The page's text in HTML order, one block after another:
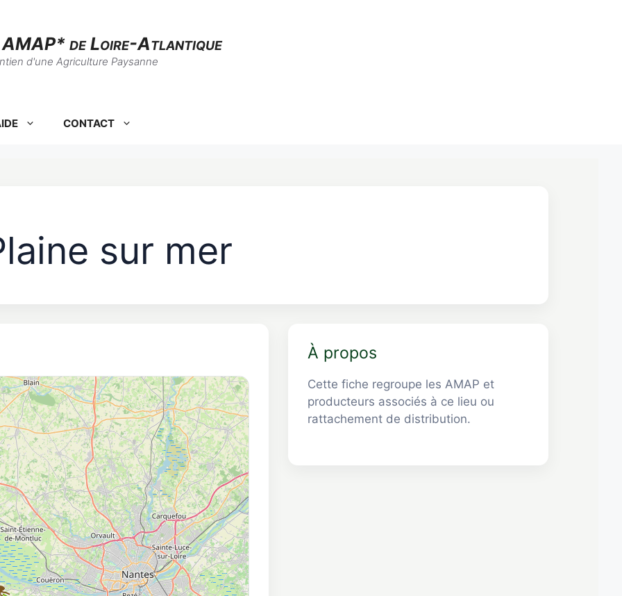
AMAP* de Loire-Atlantique
d'une Agriculture Paysanne
CONTACT
sur mer
À propos
Cette fiche regroupe les AMAP et
producteurs associés à ce lieu ou
rattachement de distribution.